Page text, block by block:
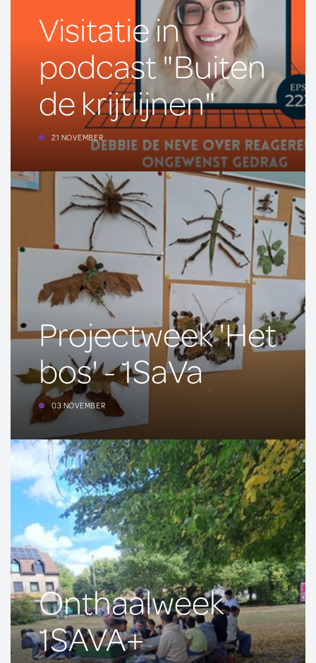
Visitatie in
podcast "Buiten
de krijtlijnen"
21 NOVEMBER
Projectweek 'Het
bos' - 1SaVa
03 NOVEMBER
Onthaalweek
1SAVA+